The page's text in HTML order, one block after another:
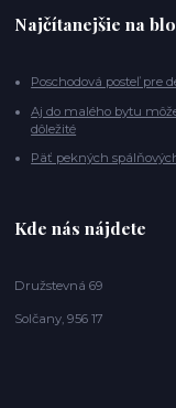
Najčítanejšie na
Poschodová posteľ
Aj do malého bytu
dôležité
Päť pekných
Kde nás nájdete
Družstevná 69
Solčany, 956 17